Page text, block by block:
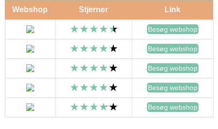
Webshop Stjerner Link
Besøg webshop
Besøg webshop
Besøg webshop
Besøg webshop
Besøg webshop